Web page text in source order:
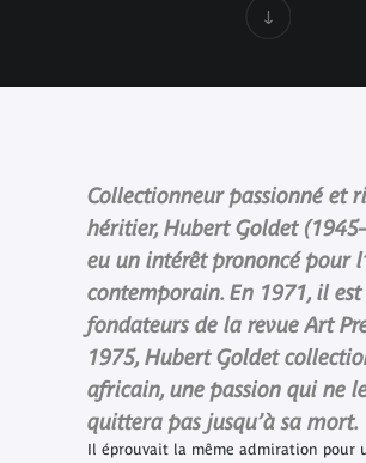
Collectionneur passionné et
héritier, Hubert Goldet
eu un intérêt prononcé pour
contemporain. En 1971, il est
fondateurs de la revueArt
1975, Hubert Goldet
africain, une passion qui ne
quittera pas jusqu’à sa mort.
Il éprouvait la même admiration pour